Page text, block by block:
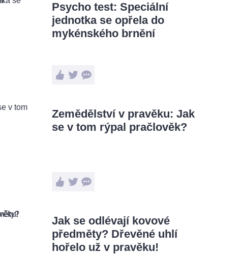
Psycho test: Speciální
jednotka se opřela do
mykénského brnění
Zemědělství v pravěku: Jak
se v tom rýpal pračlověk?
Jak se odlévají kovové
předměty? Dřevěné uhlí
hořelo už v pravěku!